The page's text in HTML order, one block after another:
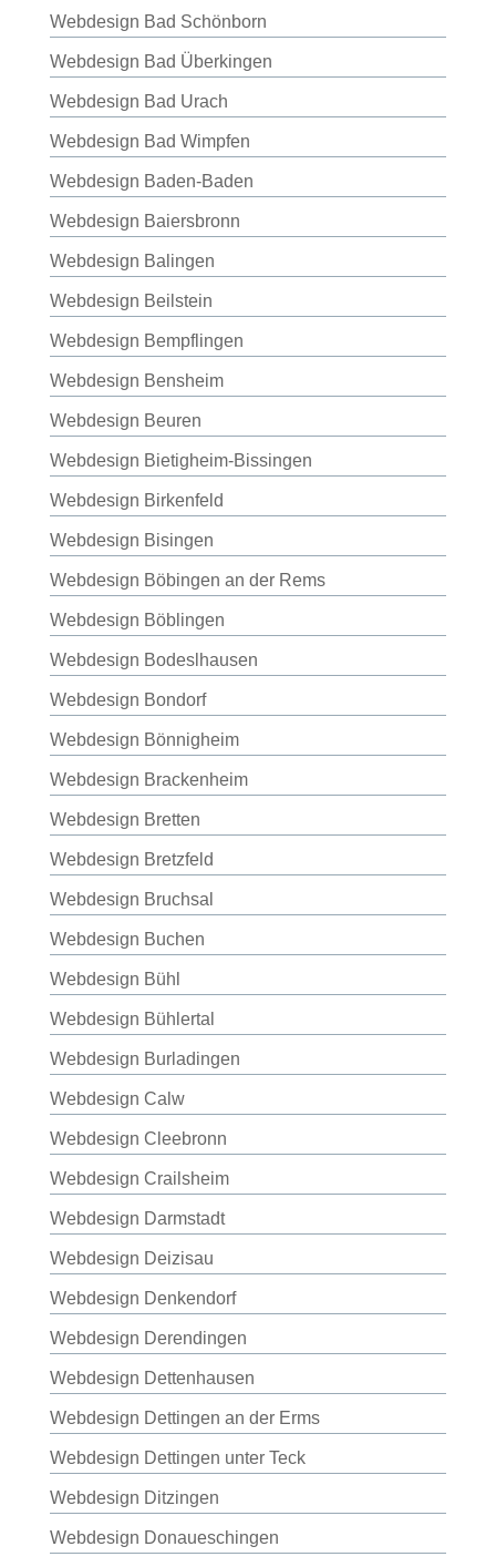
Webdesign Bad Schönborn
Webdesign Bad Überkingen
Webdesign Bad Urach
Webdesign Bad Wimpfen
Webdesign Baden-Baden
Webdesign Baiersbronn
Webdesign Balingen
Webdesign Beilstein
Webdesign Bempflingen
Webdesign Bensheim
Webdesign Beuren
Webdesign Bietigheim-Bissingen
Webdesign Birkenfeld
Webdesign Bisingen
Webdesign Böbingen an der Rems
Webdesign Böblingen
Webdesign Bodeslhausen
Webdesign Bondorf
Webdesign Bönnigheim
Webdesign Brackenheim
Webdesign Bretten
Webdesign Bretzfeld
Webdesign Bruchsal
Webdesign Buchen
Webdesign Bühl
Webdesign Bühlertal
Webdesign Burladingen
Webdesign Calw
Webdesign Cleebronn
Webdesign Crailsheim
Webdesign Darmstadt
Webdesign Deizisau
Webdesign Denkendorf
Webdesign Derendingen
Webdesign Dettenhausen
Webdesign Dettingen an der Erms
Webdesign Dettingen unter Teck
Webdesign Ditzingen
Webdesign Donaueschingen